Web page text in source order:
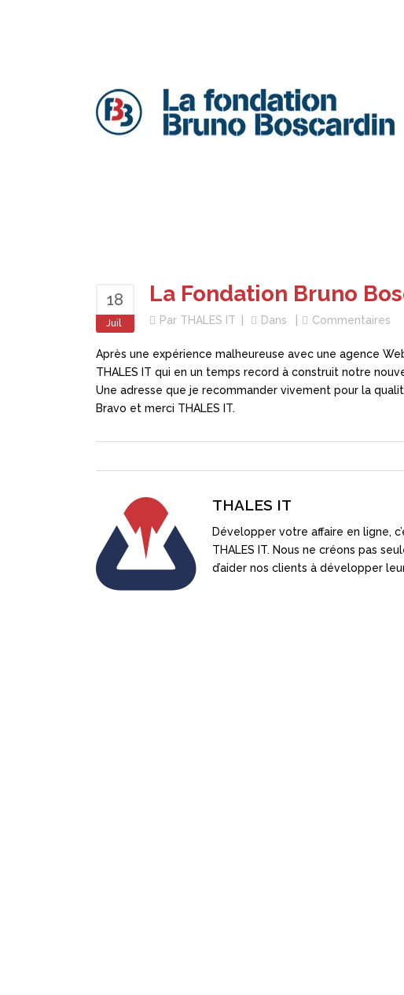
18
Juil
La Fondation Bruno
Par THALES IT Dans Commentaires
Après une expérience malheureuse avec une agence
THALES IT qui en un temps record à construit notre
Une adresse que je recommander vivement pour la
Bravo et merci THALES IT.
THALES IT
Développer votre affaire en ligne,
THALES IT. Nous ne créons pas
d’aider nos clients à développer